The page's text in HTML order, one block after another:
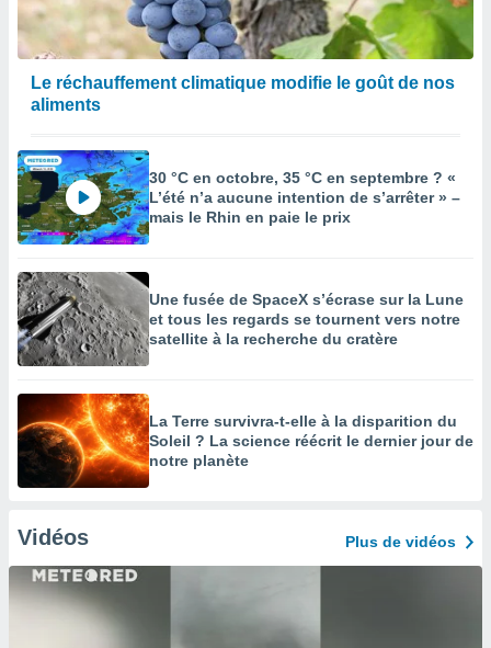
Le réchauffement climatique modifie le goût de nos
aliments
30 °C en octobre, 35 °C en septembre ? «
L’été n’a aucune intention de s’arrêter » –
mais le Rhin en paie le prix
Une fusée de SpaceX s’écrase sur la Lune
et tous les regards se tournent vers notre
satellite à la recherche du cratère
La Terre survivra-t-elle à la disparition du
Soleil ? La science réécrit le dernier jour de
notre planète
Vidéos Plus de vidéos